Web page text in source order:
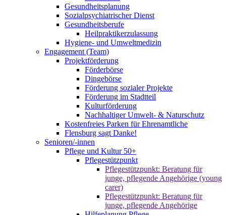
Gesundheitsplanung
Sozialpsychiatrischer Dienst
Gesundheitsberufe
Heilpraktikerzulassung
Hygiene- und Umweltmedizin
Engagement (Team)
Projektförderung
Förderbörse
Dingebörse
Förderung sozialer Projekte
Förderung im Stadtteil
Kulturförderung
Nachhaltiger Umwelt- & Naturschutz
Kostenfreies Parken für Ehrenamtliche
Flensburg sagt Danke!
Senioren/-innen
Pflege und Kultur 50+
Pflegestützpunkt
Pflegestützpunkt: Beratung für
junge, pflegende Angehörige (young
carer)
Pflegestützpunkt: Beratung für
junge, pflegende Angehörige